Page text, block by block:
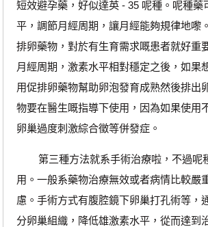
短效避孕藥，好似達英 - 35 呢種。呢種藥
平，調節月經周期，讓月經能夠規律地嚟
排卵藥物，對於有生育需求嘅患者就好重
月經周期，激素水平相對穩定之後，如果
用促排卵藥物幫助卵泡發育成熟然後排出
物要在醫生嘅指導下使用，因為如果使用
卵巢過度刺激綜合徵等併發症。
第三種方法就系手術治療啦，不過呢
用。一般系藥物治療無效或者病情比較嚴
慮。手術方式有腹腔鏡下卵巢打孔術等，
分卵巢組織，降低雄激素水平，從而達到